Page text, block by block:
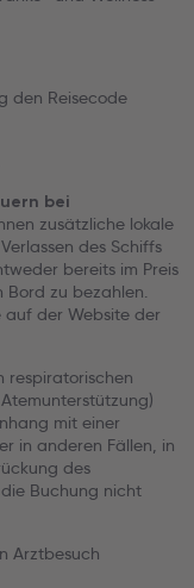
den Reisecode
bei
zusätzliche lokale
des Schiffs
bereits im Preis
zu bezahlen.
auf der Website der
respiratorischen
mit einer
in anderen Fällen, in
des
die Buchung nicht
Arztbesuch